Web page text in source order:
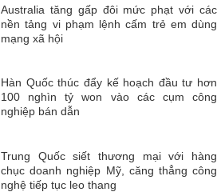
Australia tăng gấp đôi mức phạt với các
nền tảng vi phạm lệnh cấm trẻ em dùng
mạng xã hội
Hàn Quốc thúc đẩy kế hoạch đầu tư hơn
100 nghìn tỷ won vào các cụm công
nghiệp bán dẫn
Trung Quốc siết thương mại với hàng
chục doanh nghiệp Mỹ, căng thẳng công
nghệ tiếp tục leo thang